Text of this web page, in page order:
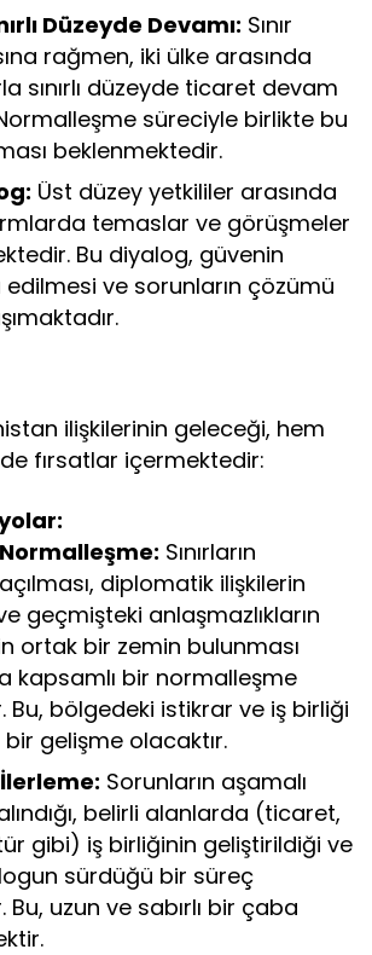
Düzeyde Devamı: Sınır
rağmen, iki ülke arasında
sınırlı düzeyde ticaret devam
süreciyle birlikte bu
beklenmektedir.
Üst düzey yetkililer arasında
temaslar ve görüşmeler
Bu diyalog, güvenin
ve sorunların çözümü
ilişkilerinin geleceği, hem
fırsatlar içermektedir:
Sınırların
diplomatik ilişkilerin
geçmişteki anlaşmazlıkların
ortak bir zemin bulunması
kapsamlı bir normalleşme
Bu, bölgedeki istikrar ve iş birliği
gelişme olacaktır.
Sorunların aşamalı
belirli alanlarda (ticaret,
gibi) iş birliğinin geliştirildiği ve
sürdüğü bir süreç
uzun ve sabırlı bir çaba